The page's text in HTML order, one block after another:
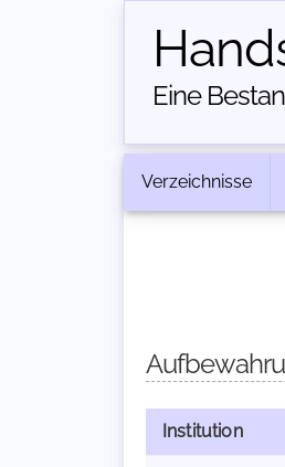
Eine
Verzeichnisse
Institution